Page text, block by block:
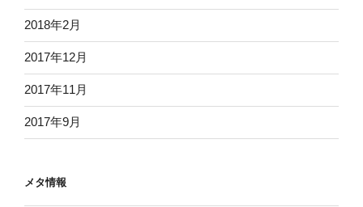
2018年2月
2017年12月
2017年11月
2017年9月
メタ情報